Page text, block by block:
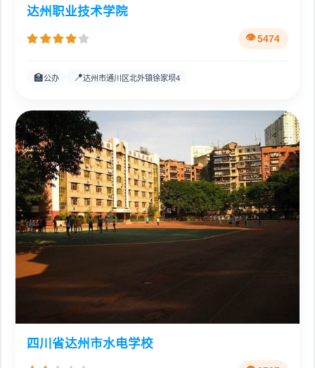
达州职业技术学院
5474
🏫公办 📍达州市通川区北外镇徐家坝4
四川省达州市水电学校